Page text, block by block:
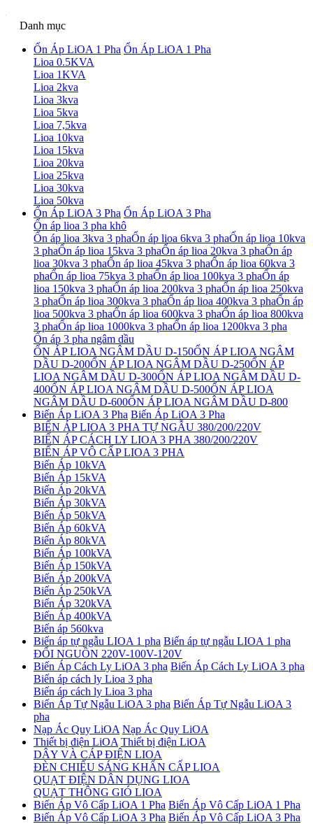
Danh mục
Ổn Áp LiOA 1 Pha Ổn Áp LiOA 1 Pha
Lioa 0.5KVA
Lioa 1KVA
Lioa 2kva
Lioa 3kva
Lioa 5kva
Lioa 7,5kva
Lioa 10kva
Lioa 15kva
Lioa 20kva
Lioa 25kva
Lioa 30kva
Lioa 50kva
Ổn Áp LiOA 3 Pha Ổn Áp LiOA 3 Pha
Ổn áp lioa 3 pha khô
Ổn áp lioa 3kva 3 phaỔn áp lioa 6kva 3 phaỔn áp lioa 10kva
3 phaỔn áp lioa 15kva 3 phaỔn áp lioa 20kva 3 phaỔn áp
lioa 30kva 3 phaỔn áp lioa 45kva 3 phaỔn áp lioa 60kva 3
phaỔn áp lioa 75kva 3 phaỔn áp lioa 100kva 3 phaỔn áp
lioa 150kva 3 phaỔn áp lioa 200kva 3 phaỔn áp lioa 250kva
3 phaỔn áp lioa 300kva 3 phaỔn áp lioa 400kva 3 phaỔn áp
lioa 500kva 3 phaỔn áp lioa 600kva 3 phaỔn áp lioa 800kva
3 phaỔn áp lioa 1000kva 3 phaỔn áp lioa 1200kva 3 pha
Ổn áp 3 pha ngâm dầu
ỔN ÁP LIOA NGÂM DẦU D-150ỔN ÁP LIOA NGÂM
DẦU D-200ỔN ÁP LIOA NGÂM DẦU D-250ỔN ÁP
LIOA NGÂM DẦU D-300ỔN ÁP LIOA NGÂM DẦU D-
400ỔN ÁP LIOA NGÂM DẦU D-500ỔN ÁP LIOA
NGÂM DẦU D-600ỔN ÁP LIOA NGÂM DẦU D-800
Biến Áp LiOA 3 Pha Biến Áp LiOA 3 Pha
BIẾN ÁP LIOA 3 PHA TỰ NGẪU 380/200/220V
BIẾN ÁP CÁCH LY LIOA 3 PHA 380/200/220V
BIẾN ÁP VÔ CẤP LIOA 3 PHA
Biến Áp 10kVA
Biến Áp 15kVA
Biến Áp 20kVA
Biến Áp 30kVA
Biến Áp 50kVA
Biến Áp 60kVA
Biến Áp 80kVA
Biến Áp 100kVA
Biến Áp 150kVA
Biến Áp 200kVA
Biến Áp 250kVA
Biến Áp 320kVA
Biến Áp 400kVA
Biến áp 560kva
Biến áp tự ngẫu LIOA 1 pha Biến áp tự ngẫu LIOA 1 pha
ĐỔI NGUỒN 220V-100V-120V
Biến Áp Cách Ly LiOA 3 pha Biến Áp Cách Ly LiOA 3 pha
Biến áp cách ly Lioa 3 pha
Biến áp cách ly Lioa 3 pha
Biến Áp Tự Ngẫu LiOA 3 pha Biến Áp Tự Ngẫu LiOA 3
pha
Nạp Ác Quy LiOA Nạp Ác Quy LiOA
Thiết bị điện LiOA Thiết bị điện LiOA
DÂY VÀ CÁP ĐIỆN LIOA
ĐÈN CHIẾU SÁNG KHẨN CẤP LIOA
QUẠT ĐIỆN DÂN DỤNG LIOA
QUẠT THÔNG GIÓ LIOA
Biến Áp Vô Cấp LiOA 1 Pha Biến Áp Vô Cấp LiOA 1 Pha
Biến Áp Vô Cấp LiOA 3 Pha Biến Áp Vô Cấp LiOA 3 Pha